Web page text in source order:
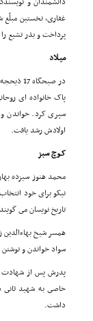
غفارى، نخستین
پرداخت و بذر تشیع
میـلاد
در صبحگاه 17 ذیحجه 953 ق
پاک خانواده اى
سپرى کرد. خواندن و
اولادش رشد یافت.
کـوچ سبز
محمد هنوز سیزده
نیکو براى خود
تاریخ نویسان مى
همسر شیخ بهاءالدین
سواد خواندن و نوشتن
پدرش پس از شهادت شهید ثانى (متوفى 966 ق) تصمیم گرفت
خاصى به شهید ثانى
داشت.